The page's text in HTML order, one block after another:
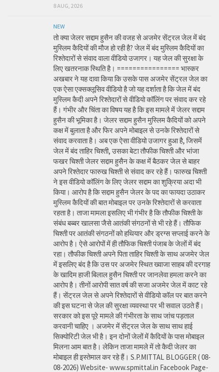
8 AUG, 2026
NEW
तो क्या जेलर सद्दाम हुसैन की वजह से अजमेर सेंट्रल जेल में बंद
मुस्लिम कैदियों की मौज हो रही है? जेल में बंद मुस्लिम कैदियों का
रिश्तेदारों से संवाद वाला वीडियो उजागर। यह जेल की सुरक्षा के
लिए खतरनाक स्थिति है। ================ भास्कर
अखबार ने यह दावा किया कि उसके पास अजमेर सेंट्रल जेल का
एक ऐसा एक्सक्लूसिव वीडियो है जो यह दर्शाता है कि जेल में बंद
मुस्लिम कैदी अपने रिश्तेदारों से वीडियो कॉलिंग पर संवाद कर रहे
हैं। गंभीर और चिंता का विषय यह है कि इस मामले में जेलर सद्दाम
हुसैन की भूमिका है। जेलर सद्दाम हुसैन मुस्लिम कैदियों को अपने
कक्ष में बुलाता है और फिर अपने मोबाइल से उनके रिश्तेदारों से
संवाद करवाता है। अब एक ऐसा वीडियो उजागर हुआ है, जिसमें
जेल में बंद ताहिर चिश्ती, उसका बेटा तौफीक चिश्ती और भांजा
फखर चिश्ती जेलर सद्दाम हुसैन के कक्ष में बैठकर जेल से बाहर
अपने रिश्तेदार फारुख चिश्ती से संवाद कर रहे हैं। फारुख चिश्ती
ने इस वीडियो कॉलिंग के लिए जेलर सद्दाम का शुक्रिया अदा भी
किया। आरोप है कि सद्दाम हुसैन जेलर के पद का फायदा उठाकर
मुस्लिम कैदियों की बात मोबाइल पर उनके रिश्तेदारों से करवाता
रहता है। ताजा मामला इसलिए भी गंभीर है कि तौफीक चिश्ती के
संबंध बब्बर खालसा जैसे आतंकी संगठनों से भी रहे हैं। तौफिक
चिश्ती पर आतंकी संगठनों को हथियार और ड्रग्स सप्लाई करने के
आरोप है। ऐसे आरोपों में ही तौफिक चिश्ती पंजाब के जेलों में बंद
रहा। तौफीक चिश्ती अपने पिता ताहिर चिश्ती के साथ अजमेर जेल
में इसलिए बंद है कि उस पर अजमेर स्थित ख्वाजा साहब की दरगाह
के खादिम हाजी बिलाल हुसैन चिश्ती पर जानलेवा हमला करने का
आरोप है। तीनों आरोपी सात वर्ष की सजा अजमेर जेल में काट रहे
हैं। सेंट्रल जेल से अपने रिश्तेदारों से वीडियो कॉल पर बात करने
की इस घटना से जेल की सुरक्षा व्यवस्था पर भी सवाल उठते हैं।
सरकार को इस पूरे मामले की गंभीरता के साथ जांच पड़ताल
करवानी चाहिए । अजमेर में सेंट्रल जेल के साथ साथ हाई
सिक्योरिटी जेल भी है। इन दोनों जेलों में कैदियों के पास मोबाइल
मिलना आम बात है। लेकिन ताजा मामले में तो कैदी जेलर का
मोबाइल ही इस्तेमाल कर रहे हैं। S.P.MITTAL BLOGGER ( 08-
08-2026) Website- www.spmittal.in Facebook Page-